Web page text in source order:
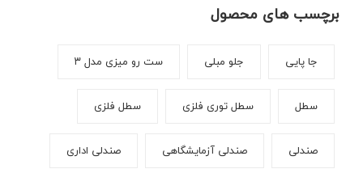
برچسب های محصول
جا پایی جلو مبلی ست رو میزی مدل ۳
سطل سطل توری فلزی سطل فلزی
صندلی صندلی آزمایشگاهی صندلی اداری